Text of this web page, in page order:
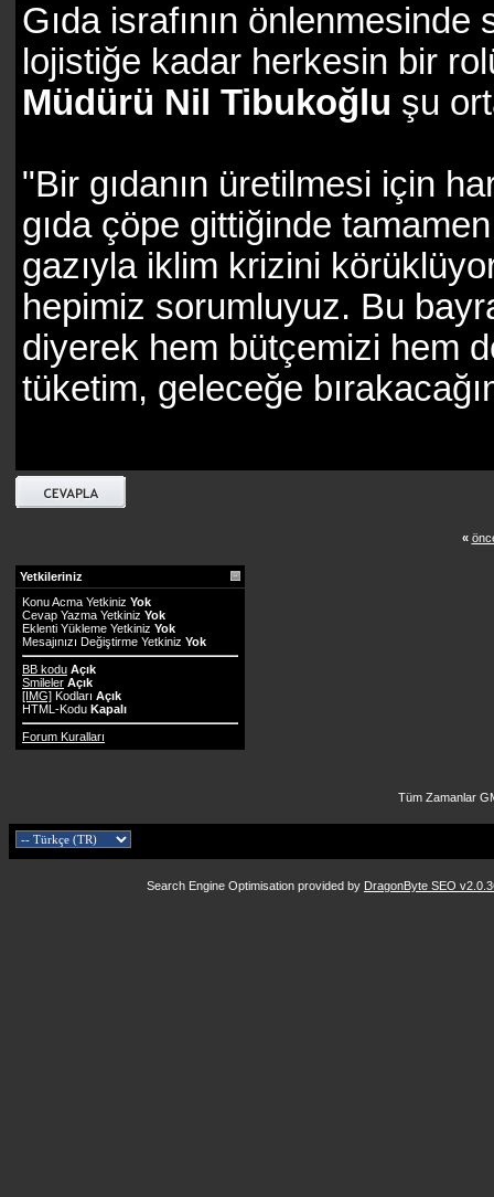
Gıda israfının
lojistiğe kadar herkesin bir
Müdürü Nil Tibukoğlu şu
"Bir gıdanın üretilmesi için
gıda çöpe gittiğinde
gazıyla iklim krizini
hepimiz sorumluyuz. Bu
diyerek hem bütçemizi hem
tüketim, geleceğe
«
Yetkileriniz
Konu Acma Yetkiniz Yok
Cevap Yazma Yetkiniz Yok
Eklenti Yükleme Yetkiniz Yok
Mesajınızı Değiştirme Yetkiniz Yok
BB kodu Açık
Smileler Açık
[IMG] Kodları Açık
HTML-Kodu Kapalı
Forum Kuralları
Tüm Zamanlar
Search Engine Optimisation provided by DragonByte SEO